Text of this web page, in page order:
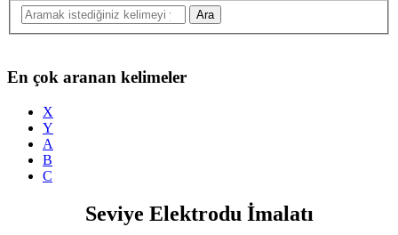
En çok aranan kelimeler
X
Y
A
B
C
Seviye Elektrodu İmalatı